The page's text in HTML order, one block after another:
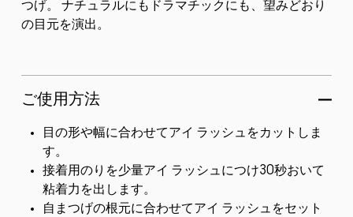
つげ。 ナチュラルにもドラマチックにも、望みどおり
の目元を演出。
ご使用方法
目の形や幅に合わせてアイ ラッシュをカットしま
す。
接着用のりを少量アイ ラッシュにつけ30秒おいて
粘着力を出します。
自まつげの根元に合わせてアイ ラッシュをセット